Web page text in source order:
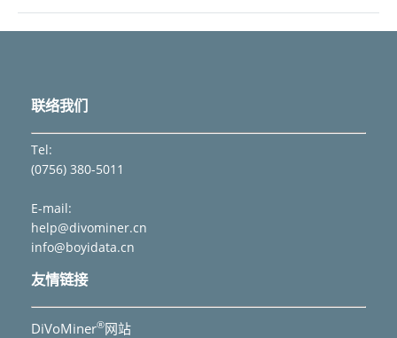
联络我们
Tel:
(0756) 380-5011
E-mail:
help@divominer.cn
info@boyidata.cn
友情链接
DiVoMiner®网站